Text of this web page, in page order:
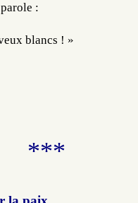
:
blancs ! »
***